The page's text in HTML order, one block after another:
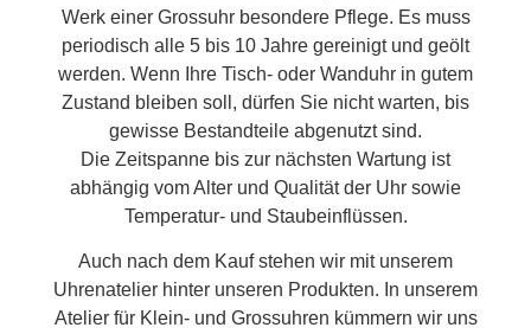
Werk einer Grossuhr besondere Pflege. Es muss
periodisch alle 5 bis 10 Jahre gereinigt und geölt
werden. Wenn Ihre Tisch- oder Wanduhr in gutem
Zustand bleiben soll, dürfen Sie nicht warten, bis
gewisse Bestandteile abgenutzt sind.
Die Zeitspanne bis zur nächsten Wartung ist
abhängig vom Alter und Qualität der Uhr sowie
Temperatur- und Staubeinflüssen.
Auch nach dem Kauf stehen wir mit unserem
Uhrenatelier hinter unseren Produkten. In unserem
Atelier für Klein- und Grossuhren kümmern wir uns